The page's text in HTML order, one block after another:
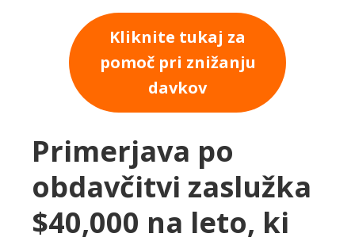
Kliknite tukaj za
pomoč pri znižanju
davkov
Primerjava po
obdavčitvi zaslužka
$40,000 na leto, ki